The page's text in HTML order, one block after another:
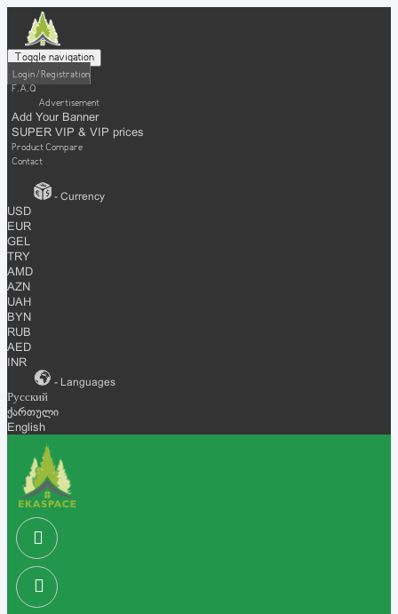
Toggle navigation
Login / Registration
F.A.Q
Advertisement
Add Your Banner
SUPER VIP & VIP prices
Product Compare
Contact
- Currency
USD
EUR
GEL
TRY
AMD
AZN
UAH
BYN
RUB
AED
INR
- Languages
Русский
ქართული
English